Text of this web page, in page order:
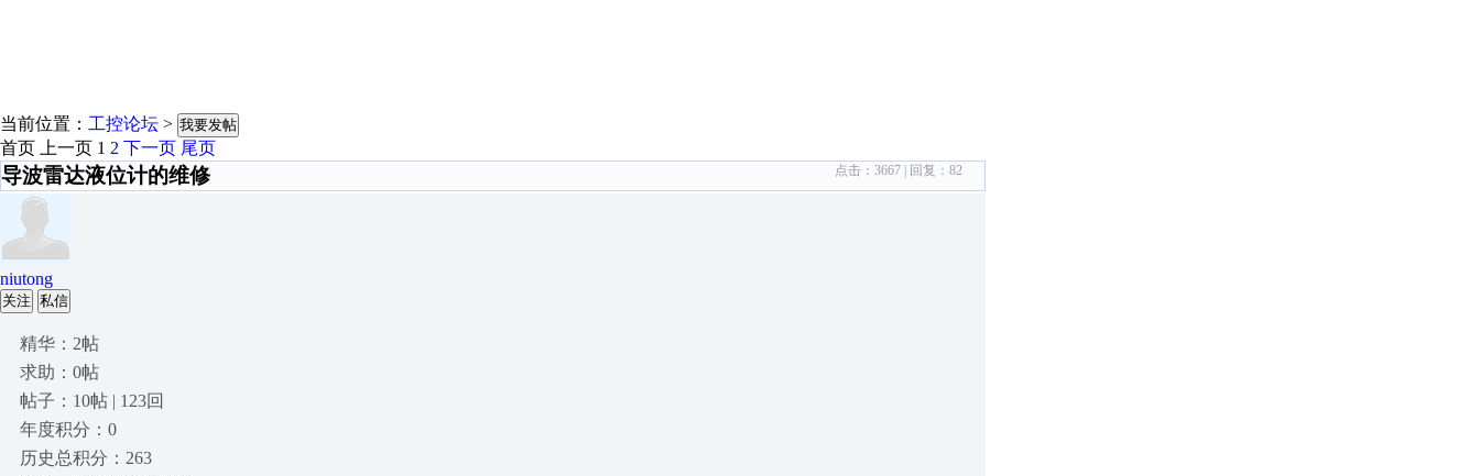
当前位置： 工控论坛 > 我要发帖
首页 上一页 1 2 下一页 尾页
导波雷达液位计的维修 点击： 3667 | 回复： 82
niutong
关注 私信
精华：2帖
求助：0帖
帖子：10帖 | 123回
年度积分：0
历史总积分：263